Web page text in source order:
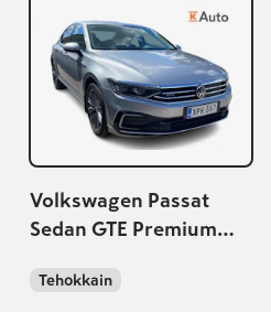
Volkswagen Passat
Sedan GTE Premium
DSG-automaatti
Tehokkain